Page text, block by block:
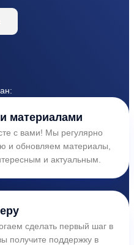
материалами
с вами! Мы регулярно
и обновляем материалы,
и актуальным.
сделать первый шаг в
получите поддержку в